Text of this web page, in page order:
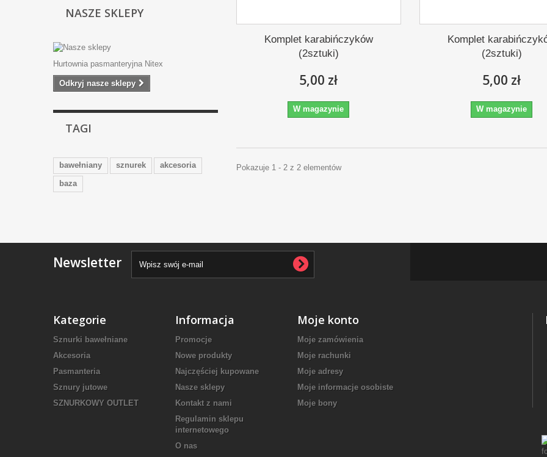
NASZE SKLEPY
Hurtownia pasmanteryjna Nitex
Odkryj nasze sklepy
TAGI
bawełniany sznurek
akcesoria
baza
Komplet karabińczyków
(2sztuki)
5,00 zł
W magazynie
Komplet
(2sztuki)
5,00 zł
W magazynie
Pokazuje 1 - 2 z 2 elementów
Newsletter
Kategorie
Sznurki bawełniane
Akcesoria
Pasmanteria
Sznury jutowe
SZNURKOWY OUTLET
Informacja
Promocje
Nowe produkty
Najczęściej kupowane
Nasze sklepy
Kontakt z nami
Regulamin sklepu
internetowego
O nas
Moje konto
Moje zamówienia
Moje rachunki
Moje adresy
Moje informacje osobiste
Moje bony